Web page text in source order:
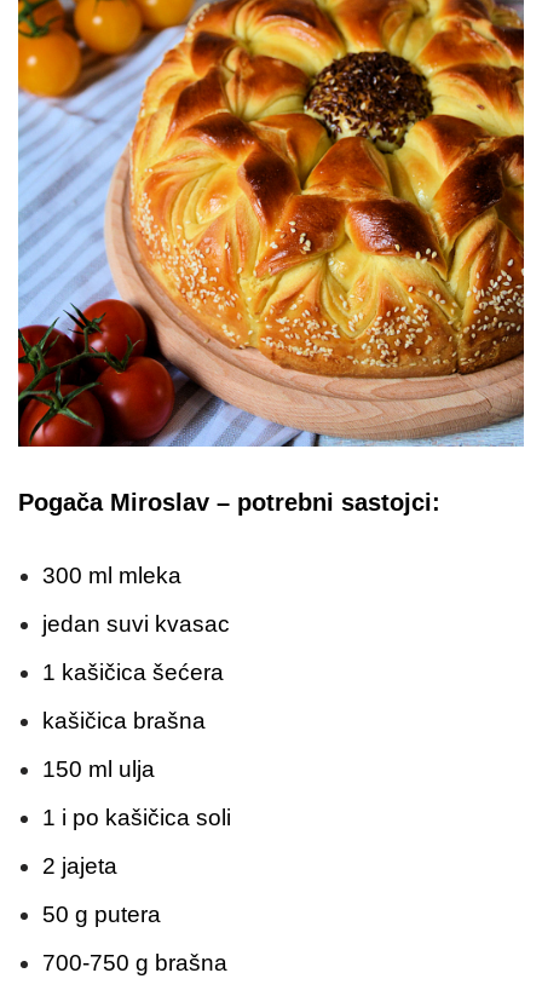
Pogača Miroslav – potrebni sastojci:
300 ml mleka
jedan suvi kvasac
1 kašičica šećera
kašičica brašna
150 ml ulja
1 i po kašičica soli
2 jajeta
50 g putera
700-750 g brašna